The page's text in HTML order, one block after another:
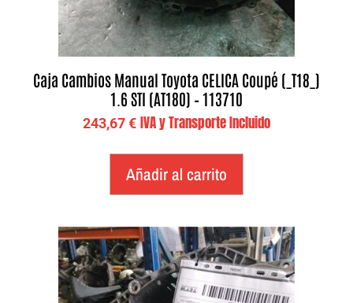
Caja Cambios Manual Toyota CELICA Coupé (_T18_)
1.6 STI (AT180) – 113710
243,67€ IVA y Transporte Incluido
Añadir al carrito